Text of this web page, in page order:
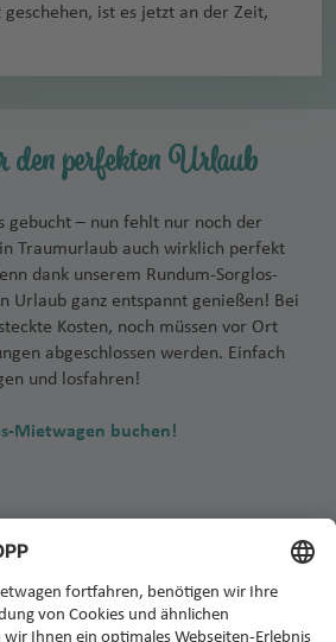
geschehen, ist es jetzt an der Zeit,
perfekten Urlaub
gebucht – nun fehlt nur noch der
Traumurlaub auch wirklich perfekt
dank unserem Rundum-Sorglos-
Urlaub ganz entspannt genießen! Bei
Kosten, noch müssen vor Ort
abgeschlossen werden. Einfach
und losfahren!
Mietwagen buchen!